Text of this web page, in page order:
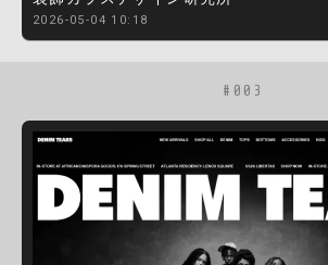
2026-05-04 10:18